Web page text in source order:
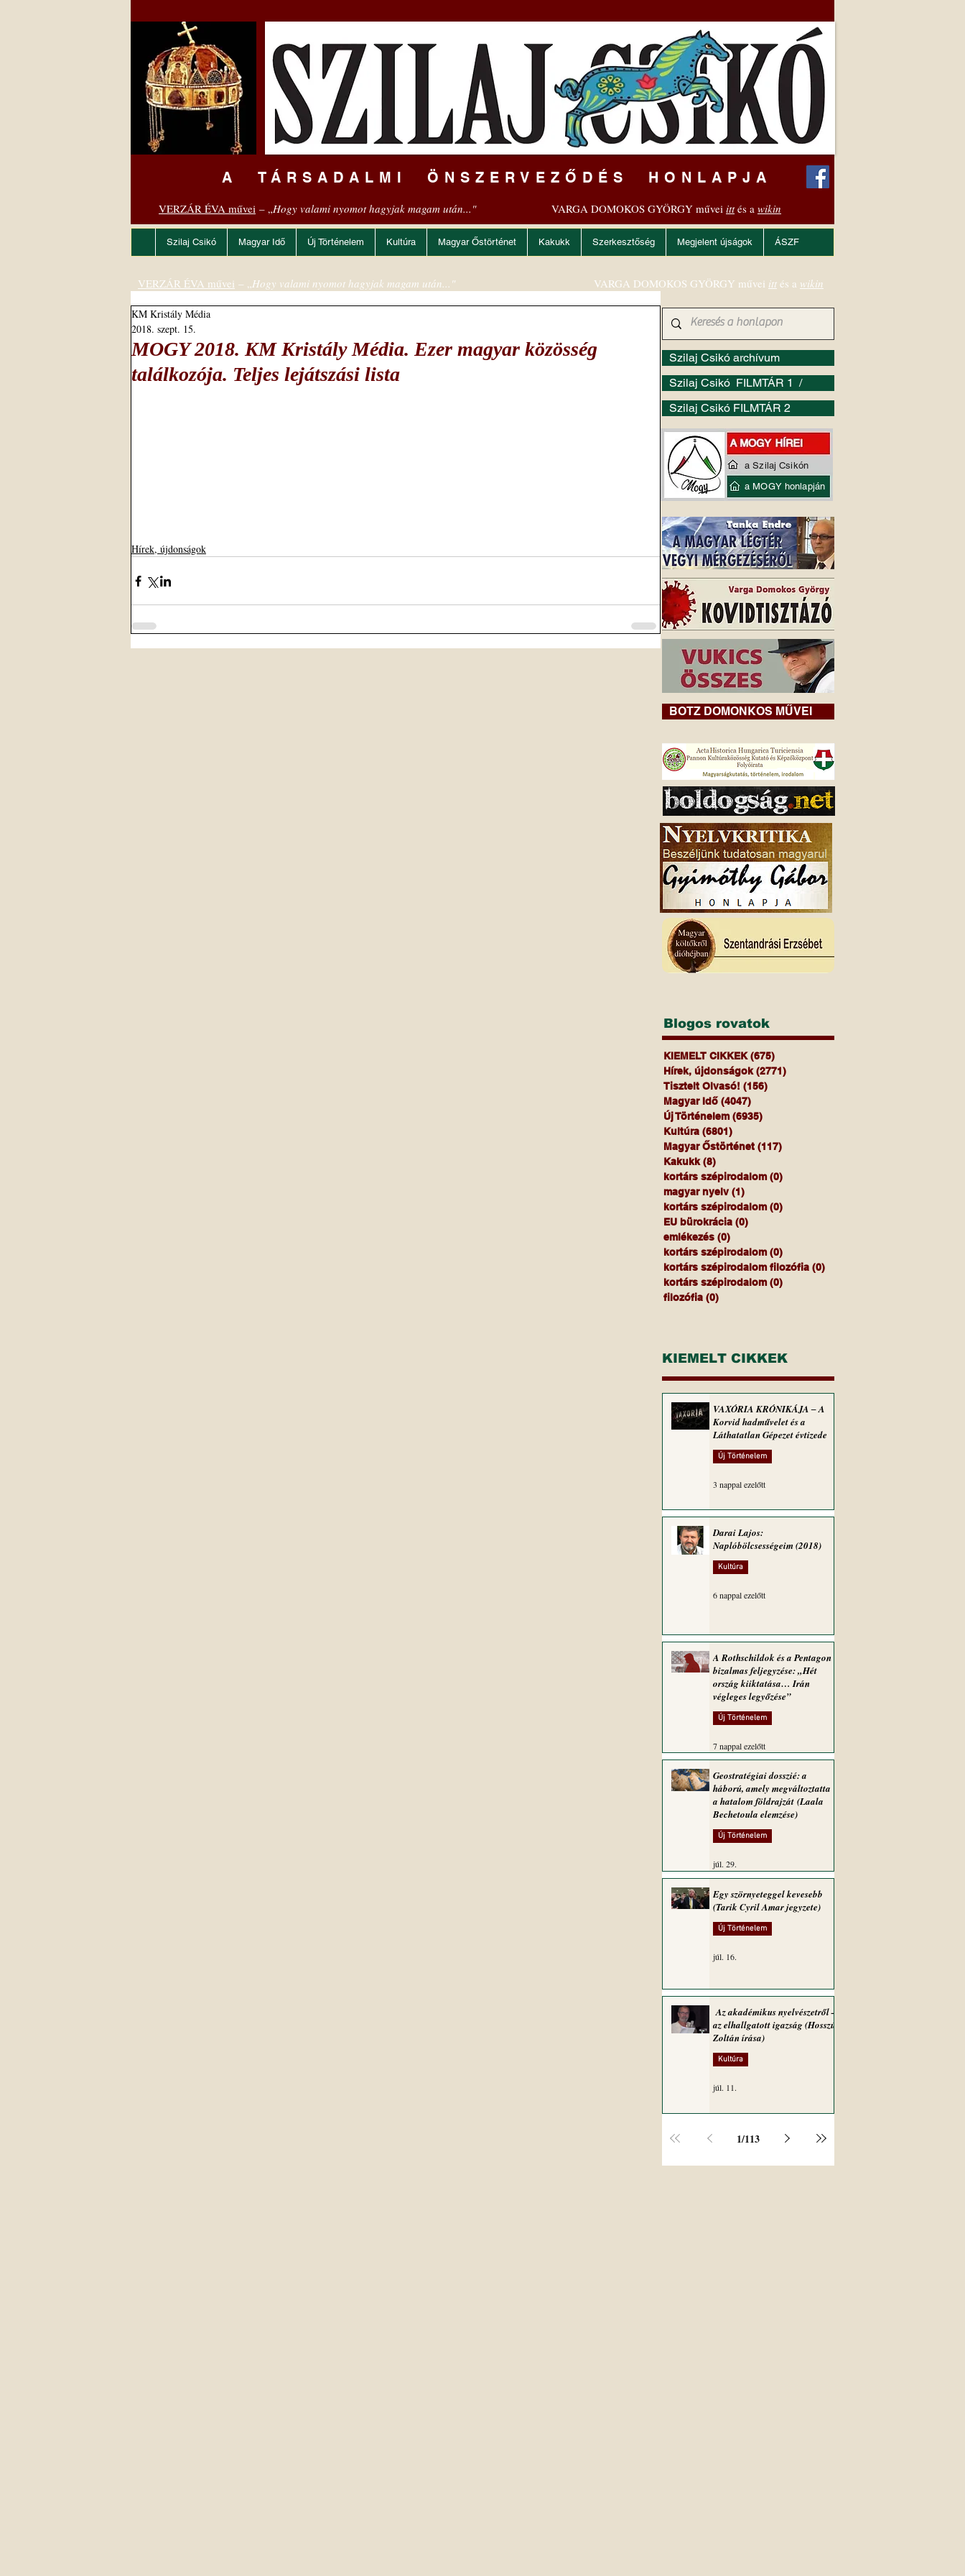
A TÁRSADALMI ÖNSZERVEZŐDÉS HONLAPJA
VERZÁR ÉVA művei – „Hogy valami nyomot hagyjak magam után..." VARGA DOMOKOS GYÖRGY művei ittés a wikin
Szilaj Csikó Magyar Idő Új Történelem Kultúra Magyar Őstörténet Kakukk Szerkesztőség Megjelent újságok ÁSZF
MOGY 2018. KM Kristály Média. Ezer magyar közösség
találkozója. Teljes lejátszási lista
KM Kristály Média
2018. szept. 15.
Hírek, újdonságok
Szilaj Csikó archívum
Szilaj Csikó FILMTÁR 1 /
Szilaj Csikó FILMTÁR 2
VERZÁR ÉVA művei – „Hogy valami nyomot hagyjak magam után..." VARGA DOMOKOS GYÖRGY művei itt és a wikin
BOTZ DOMONKOS MŰVEI
Blogos rovatok
KIEMELT CIKKEK (675)
Hírek, újdonságok (2771)
Tisztelt Olvasó! (156)
Magyar Idő (4047)
Új Történelem (6935)
Kultúra (6801)
Magyar Őstörténet (117)
Kakukk (8)
kortárs szépirodalom (0)
magyar nyelv (1)
kortárs szépirodalom (0)
EU bürokrácia (0)
emlékezés (0)
kortárs szépirodalom (0)
kortárs szépirodalom filozófia (0)
kortárs szépirodalom (0)
filozófia (0)
KIEMELT CIKKEK
VAXÓRIA KRÓNIKÁJA ‒ A
Korvid hadművelet és a
Láthatatlan Gépezet évtizede
Új Történelem
3 nappal ezelőtt
Darai Lajos:
Naplóbölcsességeim (2018)
Kultúra
6 nappal ezelőtt
A Rothschildok és a Pentagon
bizalmas feljegyzése: „Hét
ország kiiktatása… Irán
végleges legyőzése”
Új Történelem
7 nappal ezelőtt
Geostratégiai dosszié: a
háború, amely megváltoztatta
a hatalom földrajzát (Laala
Bechetoula elemzése)
Új Történelem
júl. 29.
Egy szörnyeteggel kevesebb
(Tarik Cyril Amar jegyzete)
Új Történelem
júl. 16.
Az akadémikus nyelvészetről –
az elhallgatott igazság (Hosszú
Zoltán írása)
Kultúra
júl. 11.
1/113
a Szilaj Csikón
a MOGY honlapján